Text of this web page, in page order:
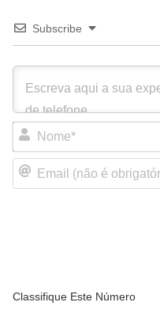
Subscribe
Classifique Este Número